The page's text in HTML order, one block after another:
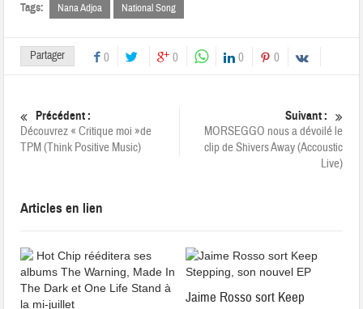
Tags: Nana Adjoa National Song
Partager 0 0 0 0
Précédent :
Découvrez « Critique moi »de
TPM (Think Positive Music)
Suivant :
MORSEGGO nous a dévoilé le
clip de Shivers Away (Accoustic
Live)
Articles en lien
Jaime Rosso sort Keep